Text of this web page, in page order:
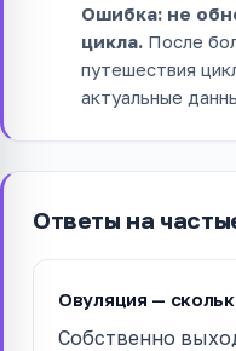
Ошибка: не
цикла. После
путешествия
актуальные
Ответы на
Овуляция —
Собственно